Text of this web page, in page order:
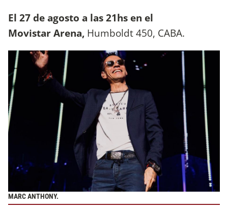
El 27 de agosto a las 21hs en el
Movistar Arena, Humboldt 450, CABA.
MARC ANTHONY.